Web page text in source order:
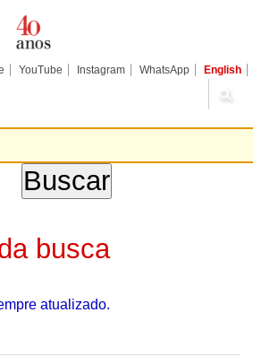
YouTube Instagram WhatsApp English
busca
atualizado.